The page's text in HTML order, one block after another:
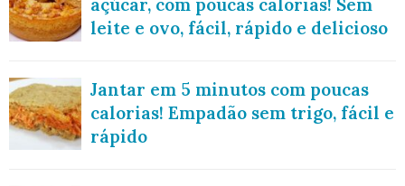
leite e ovo, fácil, rápido e delicioso
Jantar em 5 minutos com poucas
calorias! Empadão sem trigo, fácil e
rápido